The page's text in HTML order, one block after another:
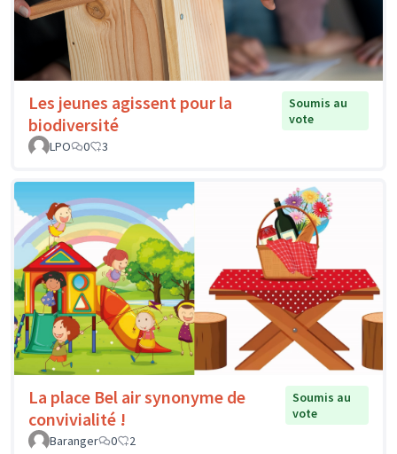
Les jeunes agissent pour la
biodiversité
Soumis au
vote
LPO
0 3
La place Bel air synonyme de
convivialité !
Soumis au
vote
Baranger
0 2